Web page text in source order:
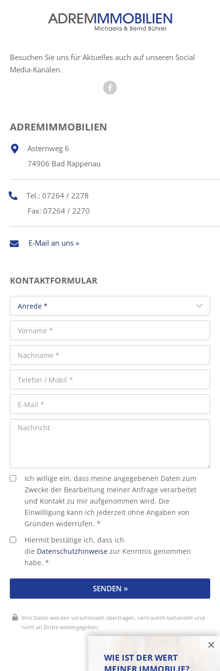
Besuchen Sie uns für Aktuelles auch auf unseren Social
Media-Kanälen.
ADREMIMMOBILIEN
Asternweg 6
74906 Bad Rappenau
Tel.: 07264 / 2278
Fax: 07264 / 2270
E-Mail an uns »
KONTAKTFORMULAR
Ich willige ein, dass meine angegebenen Daten zum
Zwecke der Bearbeitung meiner Anfrage verarbeitet
und Kontakt zu mir aufgenommen wird. Die
Einwilligung kann ich jederzeit ohne Angaben von
Gründen widerrufen. *
Hiermit bestätige ich, dass ich
die Datenschutzhinweise zur Kenntnis genommen
habe. *
SENDEN »
Ihre Daten werden verschlüsselt übertragen, vertraulich behandelt und
nicht an Dritte weitergegeben.
WIE IST DER WERT